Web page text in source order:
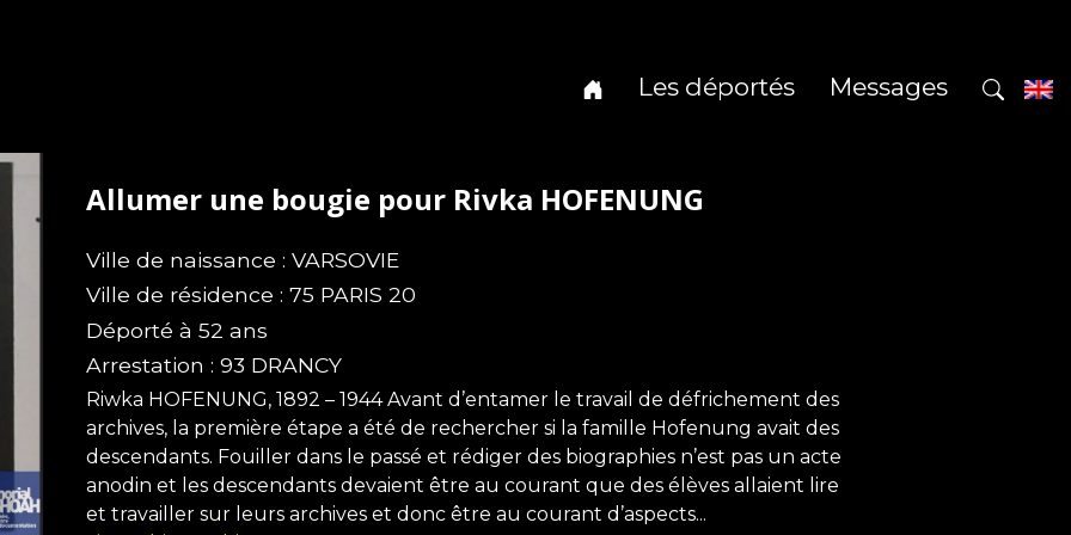
Les déportés Messages
Allumer une bougie pour Rivka HOFENUNG
Ville de naissance : VARSOVIE
Ville de résidence : 75 PARIS 20
Déporté à 52 ans
Arrestation : 93 DRANCY
Riwka HOFENUNG, 1892 – 1944 Avant d’entamer le travail de défrichement des
archives, la première étape a été de rechercher si la famille Hofenung avait des
descendants. Fouiller dans le passé et rédiger des biographies n’est pas un acte
anodin et les descendants devaient être au courant que des élèves allaient lire
et travailler sur leurs archives et donc être au courant d’aspects...